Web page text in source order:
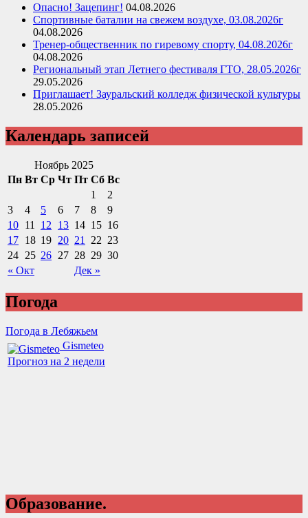
Опасно! Зацепинг! 04.08.2026
Спортивные баталии на свежем воздухе, 03.08.2026г
04.08.2026
Тренер-общественник по гиревому спорту, 04.08.2026г
04.08.2026
Региональный этап Летнего фестиваля ГТО, 28.05.2026г
29.05.2026
Приглашает! Зауральский колледж физической культуры
28.05.2026
Календарь записей
Ноябрь 2025
Пн Вт Ср Чт Пт Сб Вс
« Окт Дек »
1
2
3
4 5 6 7 8
9
10 11 12 13 14 15 16
17 18 19 20 21 22 23
24 25 26 27 28 29 30
Погода
Погода в Лебяжьем
Gismeteo
Прогноз на 2 недели
Образование.